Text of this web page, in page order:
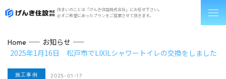
住まいのことは「げんき住設株式会社」にお任せ下さい。
必ずご希望にあったプランをご提案させて頂きます。
Home
お知らせ
2025年1月16日 松戸市でLIXILシャワートイレの交換をしました
施工事例 2025-01-17